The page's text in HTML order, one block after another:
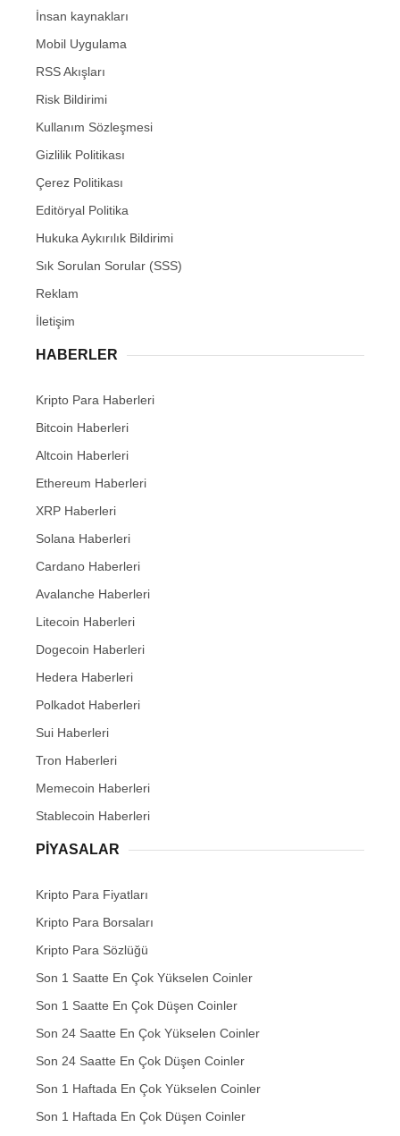
İnsan kaynakları
Mobil Uygulama
RSS Akışları
Risk Bildirimi
Kullanım Sözleşmesi
Gizlilik Politikası
Çerez Politikası
Editöryal Politika
Hukuka Aykırılık Bildirimi
Sık Sorulan Sorular (SSS)
Reklam
İletişim
HABERLER
Kripto Para Haberleri
Bitcoin Haberleri
Altcoin Haberleri
Ethereum Haberleri
XRP Haberleri
Solana Haberleri
Cardano Haberleri
Avalanche Haberleri
Litecoin Haberleri
Dogecoin Haberleri
Hedera Haberleri
Polkadot Haberleri
Sui Haberleri
Tron Haberleri
Memecoin Haberleri
Stablecoin Haberleri
PIYASALAR
Kripto Para Fiyatları
Kripto Para Borsaları
Kripto Para Sözlüğü
Son 1 Saatte En Çok Yükselen Coinler
Son 1 Saatte En Çok Düşen Coinler
Son 24 Saatte En Çok Yükselen Coinler
Son 24 Saatte En Çok Düşen Coinler
Son 1 Haftada En Çok Yükselen Coinler
Son 1 Haftada En Çok Düşen Coinler